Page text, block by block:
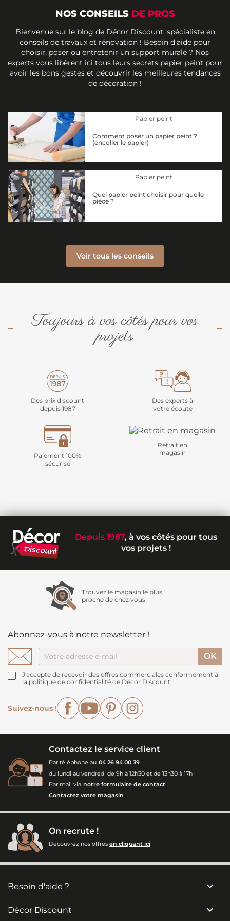
NOS CONSEILS DE PROS
Bienvenue sur le blog de Décor Discount, spécialiste en
conseils de travaux et rénovation ! Besoin d'aide pour
choisir, poser ou entretenir un support murale ? Nos
experts vous libèrent ici tous leurs secrets papier peint pour
avoir les bons gestes et découvrir les meilleures tendances
de décoration !
Papier peint
Comment poser un papier peint ?
(encoller le papier)
Papier peint
Quel papier peint choisir pour quelle
pièce ?
Voir tous les conseils
Toujours à vos côtés pour vos
projets
Des prix discount
depuis 1987
Des experts à
votre écoute
Paiement 100%
sécurisé
Retrait en
magasin
Depuis 1987, à vos côtés pour tous
vos projets !
Trouvez le magasin le plus
proche de chez vous
Abonnez-vous à notre newsletter !
J'accepte de recevoir des offres commerciales conformément à
la politique de confidentialité de Décor Discount
Suivez-nous !
FacebookYouTubePinterest
Contactez le service client
Par téléphone au 04 26 94 00 39
du lundi au vendredi de 9h à 12h30 et de 13h30 à 17h
Par mail via notre formulaire de contact
Contactez votre magasin
On recrute !
Découvrez nos offres en cliquant ici
Besoin d'aide ? 
Décor Discount 